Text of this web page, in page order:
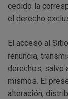
cedido la
el derecho
El acceso al
renuncia,
derechos, salvo
mismos. El
alteración,